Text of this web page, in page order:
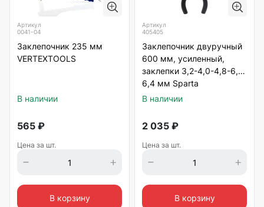
Артикул
0041-04
Заклепочник 235 мм
VERTEXTOOLS
В наличии
565 ₽
Цена за шт.
В корзину
Артикул
405405
Заклепочник двуручный
600 мм, усиленный,
заклепки 3,2-4,0-4,8-6,0-
6,4 мм Sparta
В наличии
2 035 ₽
Цена за шт.
В корзину